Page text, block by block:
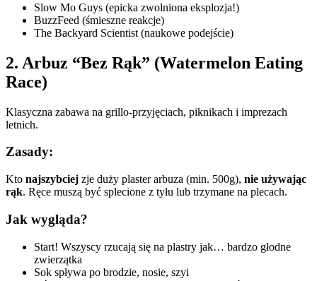
Slow Mo Guys (epicka zwolniona eksplozja!)
BuzzFeed (śmieszne reakcje)
The Backyard Scientist (naukowe podejście)
2. Arbuz “Bez Rąk” (Watermelon Eating
Race)
Klasyczna zabawa na grillo-przyjęciach, piknikach i imprezach
letnich.
Zasady:
Kto najszybciej zje duży plaster arbuza (min. 500g), nie używając
rąk. Ręce muszą być splecione z tyłu lub trzymane na plecach.
Jak wygląda?
Start! Wszyscy rzucają się na plastry jak… bardzo głodne
zwierzątka
Sok spływa po brodzie, nosie, szyi